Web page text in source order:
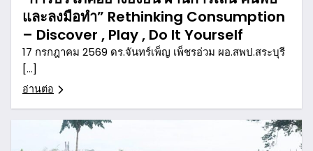
และลงมือทำ” Rethinking Consumption
– Discover , Play , Do It Yourself
17 กรกฎาคม 2569 ดร.จันทร์เพ็ญ เพ็ชรอ่วม ผอ.สพป.สระบุรี
[…]
อ่านต่อ